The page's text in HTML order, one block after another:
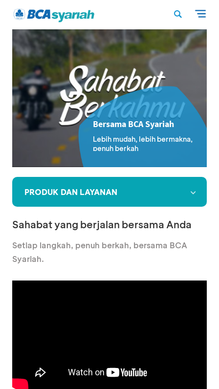
Bersama BCA Syariah
Lebih mudah, lebih bermakna,
penuh berkah
PRODUK DAN LAYANAN
Sahabat yang berjalan bersama Anda
Setiap langkah, penuh berkah, bersama BCA
Syariah.